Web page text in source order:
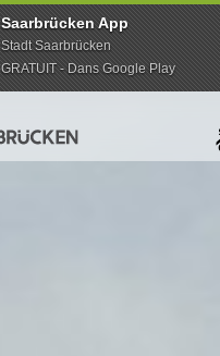
Saarbrücken App
Stadt Saarbrücken
GRATUIT - Dans Google Play